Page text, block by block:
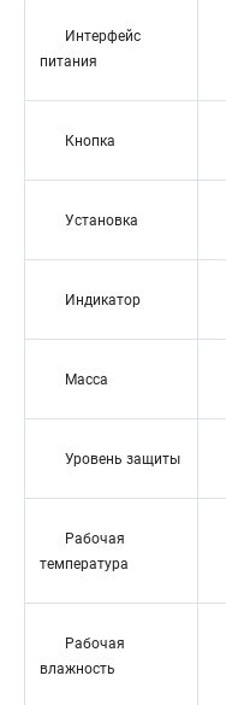
Интерфейс
питания
Кнопка
Установка
Индикатор
Масса
Уровень защиты
Рабочая
температура
Рабочая
влажность